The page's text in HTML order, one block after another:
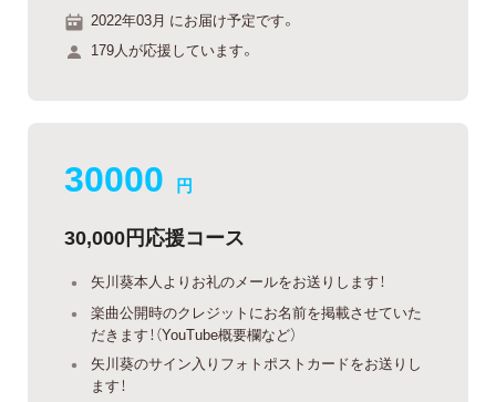
2022年03月 にお届け予定です。
179人が応援しています。
30000 円
30,000円応援コース
矢川葵本人よりお礼のメールをお送りします！
楽曲公開時のクレジットにお名前を掲載させていた
だきます！（YouTube概要欄など）
矢川葵のサイン入りフォトポストカードをお送りし
ます！